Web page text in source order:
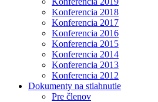
Konferencia 2018
Konferencia 2017
Konferencia 2016
Konferencia 2015
Konferencia 2014
Konferencia 2013
Konferencia 2012
Dokumenty na stiahnutie
Pre členov